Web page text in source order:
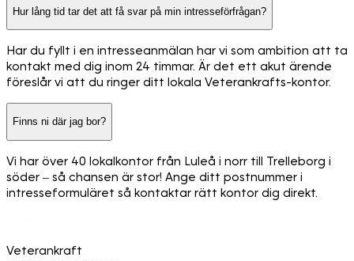
Hur lång tid tar det att få svar på min intresseförfrågan?
Har du fyllt i en intresseanmälan har vi som ambition att ta
kontakt med dig inom 24 timmar. Är det ett akut ärende
föreslår vi att du ringer ditt lokala Veterankrafts-kontor.
Finns ni där jag bor?
Vi har över 40 lokalkontor från Luleå i norr till Trelleborg i
söder – så chansen är stor! Ange ditt postnummer i
intresseformuläret så kontaktar rätt kontor dig direkt.
Veterankraft